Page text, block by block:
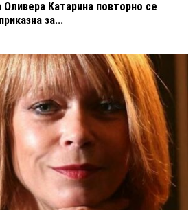
Катарина повторно се
за...